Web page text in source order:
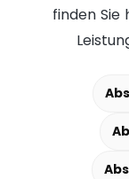
finden Sie